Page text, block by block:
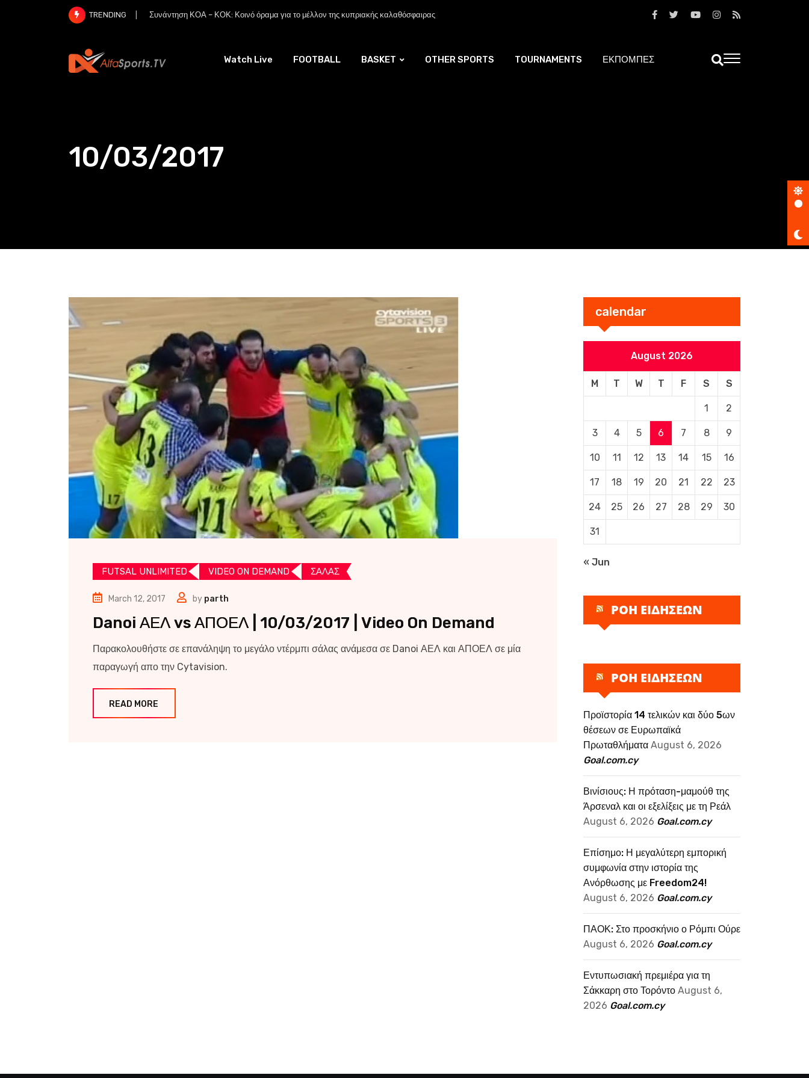
TRENDING Συνάντηση ΚΟΑ – ΚΟΚ: Κοινό όραμα για το μέλλον της κυπριακής καλαθόσφαιρας
Watch Live FOOTBALL BASKET OTHER SPORTS TOURNAMENTS ΕΚΠΟΜΠΕΣ
10/03/2017
FUTSAL UNLIMITED VIDEO ON DEMAND ΣΑΛΑΣ
March 12, 2017 by parth
Danoi ΑΕΛ vs ΑΠΟΕΛ | 10/03/2017 | Video On Demand
Παρακολουθήστε σε επανάληψη το μεγάλο ντέρμπι σάλας ανάμεσα σε Danoi ΑΕΛ και ΑΠΟΕΛ σε μία
παραγωγή απο την Cytavision.
READ MORE
calendar
August 2026
M T W T F S S
1 2
3 4 5 6 7 8 9
10 11 12 13 14 15 16
17 18 19 20 21 22 23
24 25 26 27 28 29 30
31
« Jun
ΡΟΗ ΕΙΔΗΣΕΩΝ
ΡΟΗ ΕΙΔΗΣΕΩΝ
Προϊστορία 14 τελικών και δύο 5ων
θέσεων σε Ευρωπαϊκά
Πρωταθλήματα August 6, 2026
Goal.com.cy
Βινίσιους: Η πρόταση-μαμούθ της
Άρσεναλ και οι εξελίξεις με τη Ρεάλ
August 6, 2026 Goal.com.cy
Επίσημο: Η μεγαλύτερη εμπορική
συμφωνία στην ιστορία της
Ανόρθωσης με Freedom24!
August 6, 2026 Goal.com.cy
ΠΑΟΚ: Στο προσκήνιο ο Ρόμπι Ούρε
August 6, 2026 Goal.com.cy
Εντυπωσιακή πρεμιέρα για τη
Σάκκαρη στο Τορόντο August 6,
2026 Goal.com.cy